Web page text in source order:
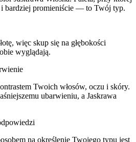
bardziej promieniście — to Twój typ.
więc skup się na głębokości
wyglądają.
Twoich włosów, oczu i skóry.
ubarwieniu, a Jaskrawa
na określenie Twojego typu jest